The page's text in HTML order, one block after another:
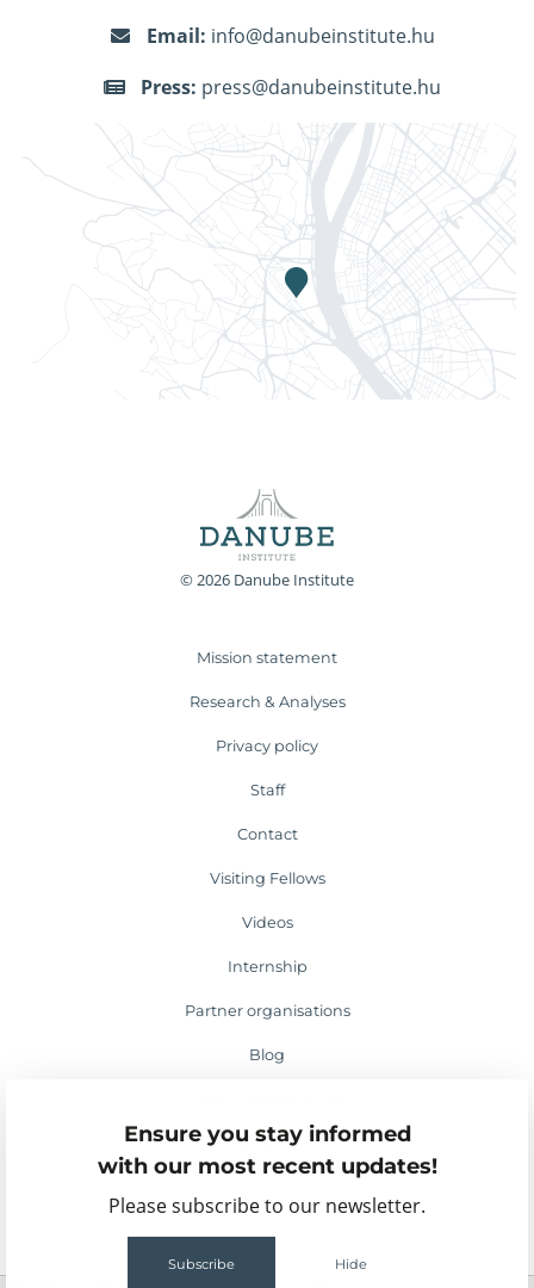
Ensure you stay informed
with our most recent updates!
Please subscribe to our newsletter.
Subscribe Hide
Email: info@danubeinstitute.hu
Press: press@danubeinstitute.hu
© 2026 Danube Institute
Mission statement
Research & Analyses
Privacy policy
Staff
Contact
Visiting Fellows
Videos
Internship
Partner organisations
Blog
Events